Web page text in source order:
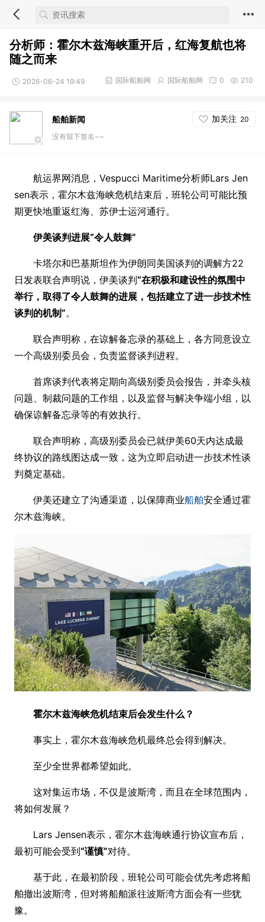
分析师：霍尔木兹海峡重开后，红海复航也将
随之而来
2026-06-24 19:49 210
0
国际船舶网
国际船舶网
船舶新闻 加关注 20
没有留下签名~~
航运界网消息，Vespucci Maritime分析师Lars Jen
sen表示，霍尔木兹海峡危机结束后，班轮公司可能比预
期更快地重返红海、苏伊士运河通行。
伊美谈判进展“令人鼓舞”
卡塔尔和巴基斯坦作为伊朗同美国谈判的调解方22
日发表联合声明说，伊美谈判“在积极和建设性的氛围中
举行，取得了令人鼓舞的进展，包括建立了进一步技术性
谈判的机制”。
联合声明称，在谅解备忘录的基础上，各方同意设立
一个高级别委员会，负责监督谈判进程。
首席谈判代表将定期向高级别委员会报告，并牵头核
问题、制裁问题的工作组，以及监督与解决争端小组，以
确保谅解备忘录等的有效执行。
联合声明称，高级别委员会已就伊美60天内达成最
终协议的路线图达成一致，这为立即启动进一步技术性谈
判奠定基础。
伊美还建立了沟通渠道，以保障商业船舶安全通过霍
尔木兹海峡。
霍尔木兹海峡危机结束后会发生什么？
事实上，霍尔木兹海峡危机最终总会得到解决。
至少全世界都希望如此。
这对集运市场，不仅是波斯湾，而且在全球范围内，
将如何发展？
Lars Jensen表示，霍尔木兹海峡通行协议宣布后，
最初可能会受到“谨慎”对待。
基于此，在最初阶段，班轮公司可能会优先考虑将船
舶撤出波斯湾，但对将船舶派往波斯湾方面会有一些犹
豫。